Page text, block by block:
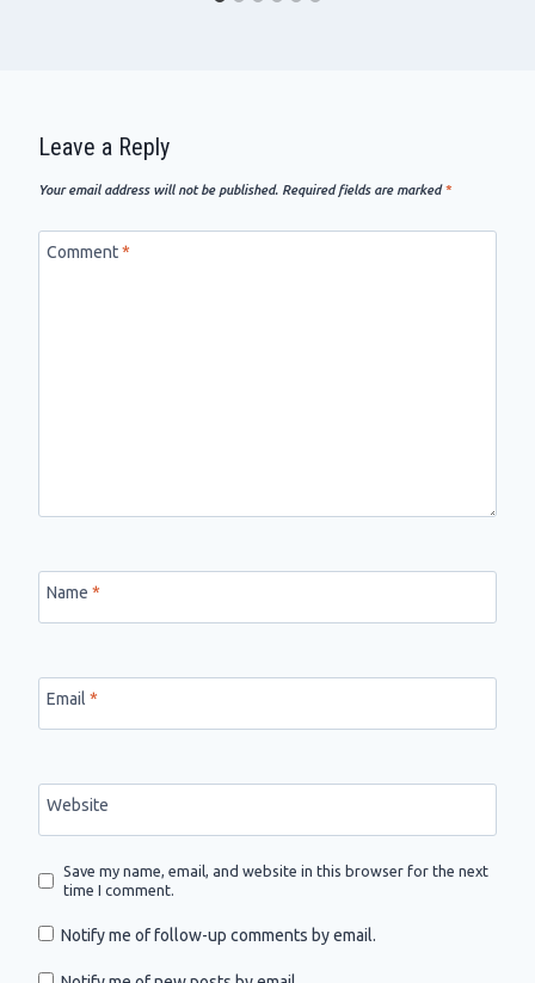
Leave a Reply
Your email address will not be published. Required fields are marked*
Comment*
Name *
Email *
Website
Save my name, email, and website in this browser for the next
time I comment.
Notify me of follow-up comments by email.